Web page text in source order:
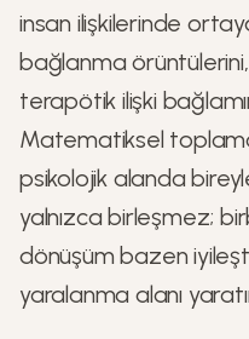
insan ilişkilerinde
bağlanma
terapötik ilişki
Matematiksel toplama
psikolojik alanda
yalnızca birleşmez;
dönüşüm bazen
yaralanma alanı